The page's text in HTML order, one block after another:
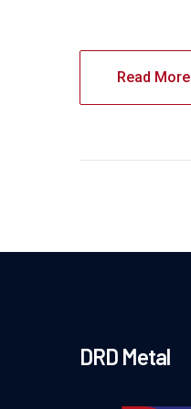
Read More
DRD Metal